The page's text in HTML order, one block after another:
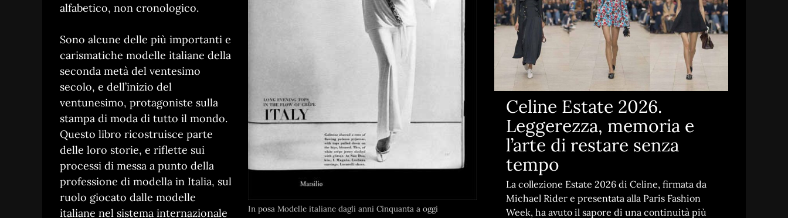
In posa Modelle italiane dagli anni Cinquanta a oggi
alfabetico, non cronologico.
Sono alcune delle più importanti e
carismatiche modelle italiane della
seconda metà del ventesimo
secolo, e dell’inizio del
ventunesimo, protagoniste sulla
stampa di moda di tutto il mondo.
Questo libro ricostruisce parte
delle loro storie, e riflette sui
processi di messa a punto della
professione di modella in Italia, sul
ruolo giocato dalle modelle
italiane nel sistema internazionale
Celine Estate 2026.
Leggerezza, memoria e
l’arte di restare senza
tempo
La collezione Estate 2026 di Celine, firmata da
Michael Rider e presentata alla Paris Fashion
Week, ha avuto il sapore di una continuità più